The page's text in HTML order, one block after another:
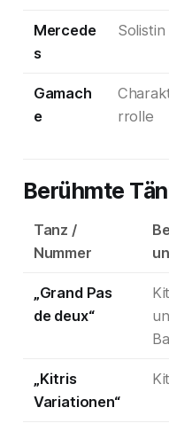
Mercede
s
Solistin
Gamach
e
rrolle
Berühmte
Tanz /
Nummer
„Grand Pas
de deux“
„Kitris
Variationen“